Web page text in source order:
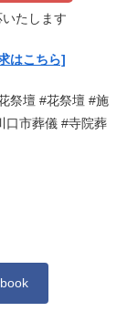
たします
はこちら]
祭壇 #花祭壇 #施
口市葬儀 #寺院葬